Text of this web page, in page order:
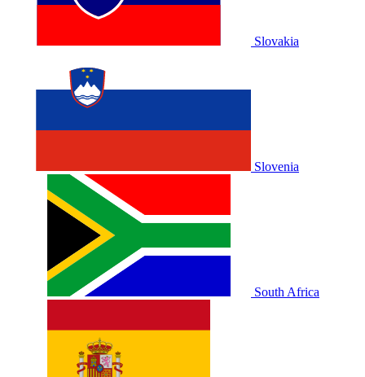
Slovakia
Slovenia
South Africa